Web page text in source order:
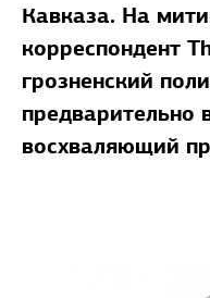
Кавказа. На
корреспондент
грозненский
предварительно
восхваляющий